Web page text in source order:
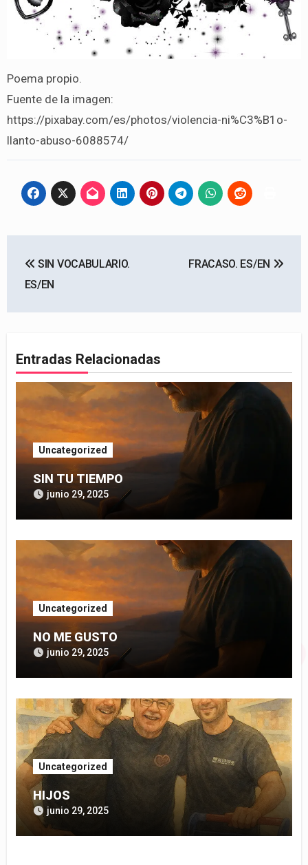
Poema propio.
Fuente de la imagen:
https://pixabay.com/es/photos/violencia-ni%C3%B1o-
llanto-abuso-6088574/
de SIN VOCABULARIO.
ES/EN
FRACASO. ES/EN
Entradas Relacionadas
Uncategorized
SIN TU TIEMPO
junio 29, 2025
Uncategorized
NO ME GUSTO
junio 29, 2025
Uncategorized
HIJOS
junio 29, 2025